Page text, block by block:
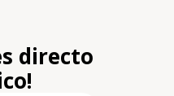
directo